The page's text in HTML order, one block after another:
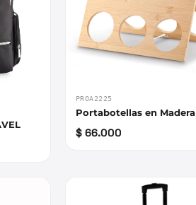
PROA2225
Portabotellas en Madera
$ 66.000